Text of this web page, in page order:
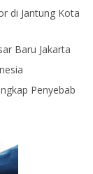
di Jantung Kota
Baru Jakarta
Penyebab